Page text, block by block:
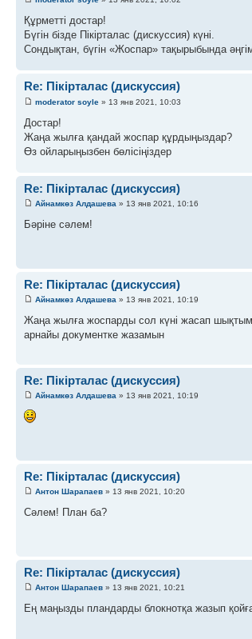
Құрметті достар!
Бүгін бізде Пікірталас (дискуссия) күні.
Сондықтан, бүгін «Жоспар» тақырыбында
Re: Пікірталас (дискуссия)
moderator soyle » 13 янв 2021, 10:03
Достар!
Жаңа жылға қандай жоспар құрдыңыздар?
Өз ойларыңызбен бөлісіңіздер
Re: Пікірталас (дискуссия)
Айнамкөз Алдашева » 13 янв 2021, 10:16
Бәріне сәлем!
Re: Пікірталас (дискуссия)
Айнамкөз Алдашева » 13 янв 2021, 10:19
Жаңа жылға жоспарды сол күні жасап
арнайы документке жазамын
Re: Пікірталас (дискуссия)
Айнамкөз Алдашева » 13 янв 2021, 10:19
Re: Пікірталас (дискуссия)
Антон Шарапаев » 13 янв 2021, 10:20
Сәлем! План ба?
Re: Пікірталас (дискуссия)
Антон Шарапаев » 13 янв 2021, 10:21
Ең маңызды пландарды блокнотқа жазып